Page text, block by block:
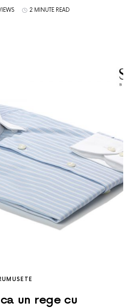
2 MINUTE READ
un rege cu